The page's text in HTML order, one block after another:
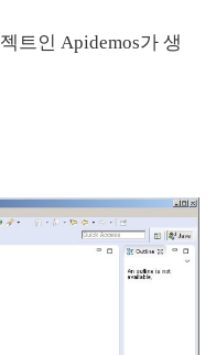
트인 Apidemos가 생